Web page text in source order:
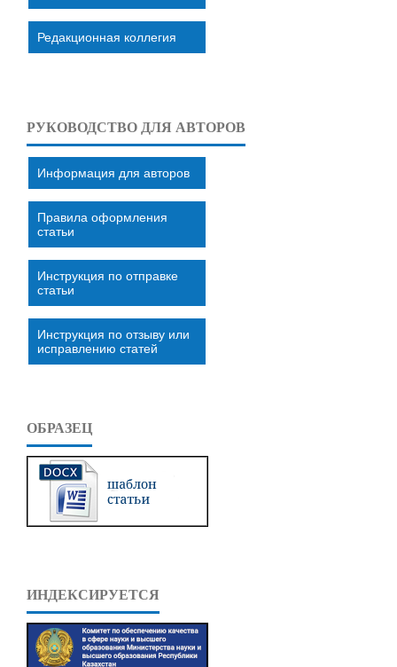
Редакционная коллегия
РУКОВОДСТВО ДЛЯ АВТОРОВ
Информация для авторов
Правила оформления
статьи
Инструкция по отправке
статьи
Инструкция по отзыву или
исправлению статей
ОБРАЗЕЦ
ИНДЕКСИРУЕТСЯ